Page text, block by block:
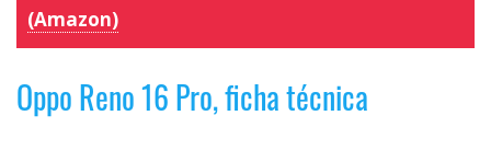
(Amazon)
Oppo Reno 16 Pro, ficha técnica